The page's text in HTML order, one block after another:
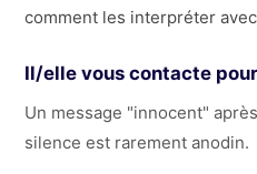
comment les interpréter
Il/elle vous contacte
Un message "innocent"
silence est rarement anodin.